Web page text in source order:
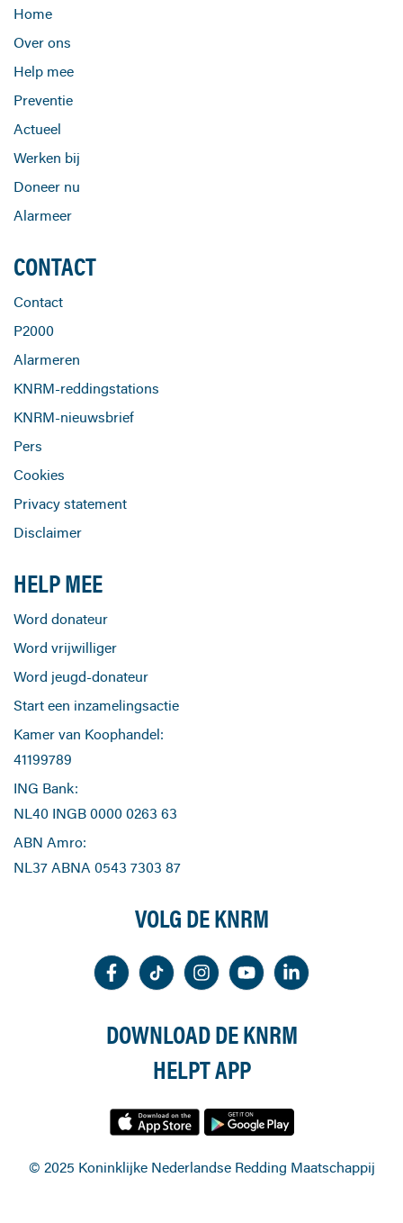
Home
Over ons
Help mee
Preventie
Actueel
Werken bij
Doneer nu
Alarmeer
CONTACT
Contact
P2000
Alarmeren
KNRM-reddingstations
KNRM-nieuwsbrief
Pers
Cookies
Privacy statement
Disclaimer
HELP MEE
Word donateur
Word vrijwilliger
Word jeugd-donateur
Start een inzamelingsactie
Kamer van Koophandel:
41199789
ING Bank:
NL40 INGB 0000 0263 63
ABN Amro:
NL37 ABNA 0543 7303 87
VOLG DE KNRM
DOWNLOAD DE KNRM
HELPT APP
© 2025 Koninklijke Nederlandse Redding Maatschappij